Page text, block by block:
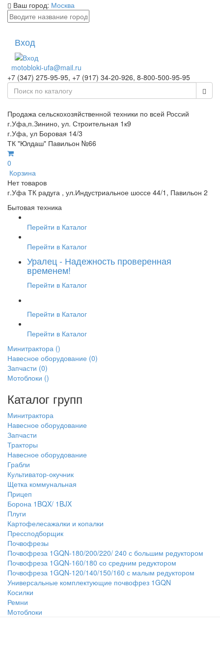
Ваш город: Москва
Вход
motobloki-ufa@mail.ru
+7 (347) 275-95-95, +7 (917) 34-20-926, 8-800-500-95-95
Продажа сельскохозяйственной техники по всей Россий
г.Уфа,п.Зинино, ул. Строительная 1к9
г.Уфа, ул Боровая 14/3
ТК "Юлдаш" Павильон №66
0
Корзина
Нет товаров
г.Уфа ТК радуга , ул.Индустриальное шоссе 44/1, Павильон 2
Бытовая техника
Перейти в Каталог
Перейти в Каталог
Уралец - Надежность проверенная
временем!
Перейти в Каталог
Перейти в Каталог
Перейти в Каталог
Минитрактора ()
Навесное оборудование (0)
Запчасти (0)
Мотоблоки ()
Каталог групп
Минитрактора
Навесное оборудование
Запчасти
Тракторы
Навесное оборудование
Грабли
Культиватор-окучник
Щетка коммунальная
Прицеп
Борона 1BQX/ 1BJX
Плуги
Картофелесажалки и копалки
Прессподборщик
Почвофрезы
Почвофреза 1GQN-180/200/220/ 240 с большим редуктором
Почвофреза 1GQN-160/180 со средним редуктором
Почвофреза 1GQN-120/140/150/160 с малым редуктором
Универсальные комплектующие почвофрез 1GQN
Косилки
Ремни
Мотоблоки